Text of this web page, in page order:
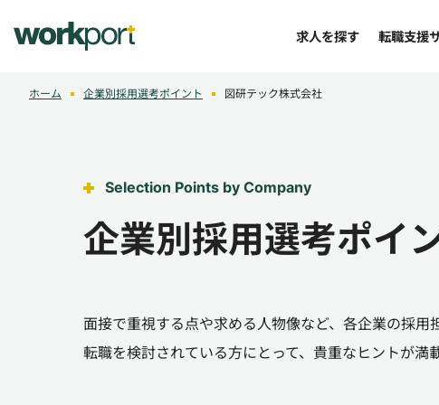
求人を探す 転職支援
ホーム 企業別採用選考ポイント 図研テック株式会社
Selection Points by Company
企業別採用選考ポイ
面接で重視する点や求める人物像など、各企業の採用
転職を検討されている方にとって、貴重なヒントが満